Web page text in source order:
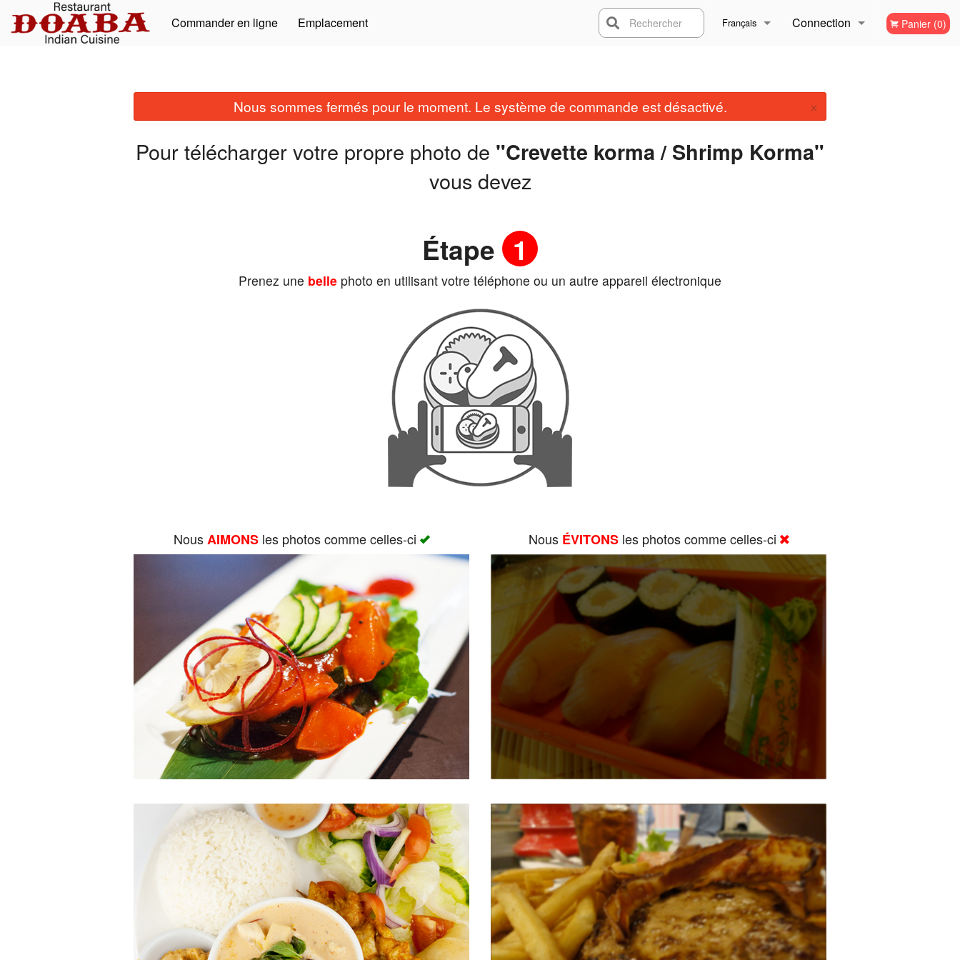
Commander en ligne Emplacement Français
English
Connection Panier (0)
Rechercher
Nous sommes fermés pour le moment. Le système de commande est désactivé. ×
Pour télécharger votre propre photo de "Crevette korma / Shrimp Korma"
vous devez
Étape 1
Prenez une belle photo en utilisant votre téléphone ou un autre appareil électronique
NousAIMONSles photos comme celles-ci Nous ÉVITONSles photos comme celles-ci